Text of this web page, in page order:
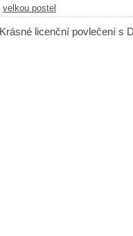
velkou postel
Krásné licenční povlečení s